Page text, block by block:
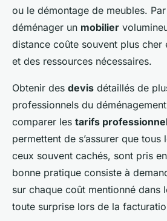
ou le démontage de meubles.
déménager un mobilier
distance coûte souvent plus cher
et des ressources nécessaires.
Obtenir des devis détaillés de
professionnels du
comparer les tarifs
permettent de s’assurer que
ceux souvent cachés, sont pris
bonne pratique consiste à
sur chaque coût mentionné dans
toute surprise lors de la